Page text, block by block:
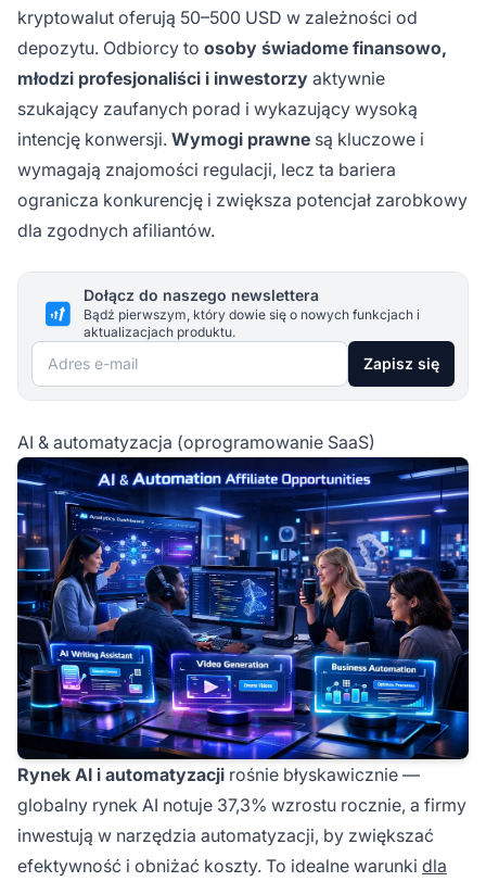
kryptowalut oferują 50–500 USD w zależności od
depozytu. Odbiorcy to osoby świadome finansowo,
młodzi profesjonaliści i inwestorzy aktywnie
szukający zaufanych porad i wykazujący wysoką
intencję konwersji. Wymogi prawne są kluczowe i
wymagają znajomości regulacji, lecz ta bariera
ogranicza konkurencję i zwiększa potencjał zarobkowy
dla zgodnych afiliantów.
Dołącz do naszego newslettera
Bądź pierwszym, który dowie się o nowych funkcjach i
aktualizacjach produktu.
Adres e-mail Zapisz się
AI & automatyzacja (oprogramowanie SaaS)
Rynek AI i automatyzacji rośnie błyskawicznie —
globalny rynek AI notuje 37,3% wzrostu rocznie, a firmy
inwestują w narzędzia automatyzacji, by zwiększać
efektywność i obniżać koszty. To idealne warunki dla